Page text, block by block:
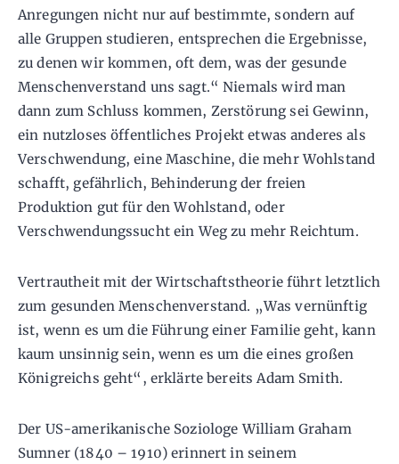
Anregungen nicht nur auf bestimmte, sondern auf
alle Gruppen studieren, entsprechen die Ergebnisse,
zu denen wir kommen, oft dem, was der gesunde
Menschenverstand uns sagt.“ Niemals wird man
dann zum Schluss kommen, Zerstörung sei Gewinn,
ein nutzloses öffentliches Projekt etwas anderes als
Verschwendung, eine Maschine, die mehr Wohlstand
schafft, gefährlich, Behinderung der freien
Produktion gut für den Wohlstand, oder
Verschwendungssucht ein Weg zu mehr Reichtum.
Vertrautheit mit der Wirtschaftstheorie führt letztlich
zum gesunden Menschenverstand. „Was vernünftig
ist, wenn es um die Führung einer Familie geht, kann
kaum unsinnig sein, wenn es um die eines großen
Königreichs geht“, erklärte bereits Adam Smith.
Der US-amerikanische Soziologe William Graham
Sumner (1840 – 1910) erinnert in seinem